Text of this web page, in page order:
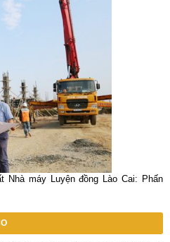
Nhà máy Luyện đồng Lào Cai: Phấn